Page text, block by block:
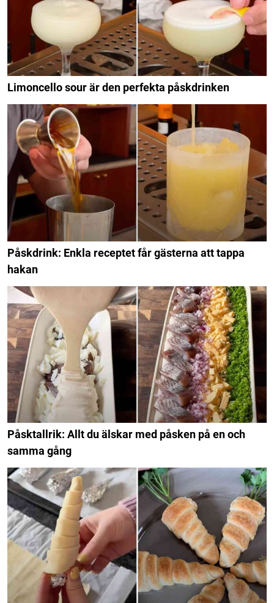
Limoncello sour är den perfekta påskdrinken
Påskdrink: Enkla receptet får gästerna att tappa
hakan
Påsktallrik: Allt du älskar med påsken på en och
samma gång